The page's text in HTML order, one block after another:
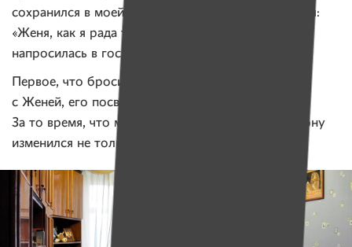
сохранился в моей памяти, рассмеялась от счастья:
«Женя, как я рада тебя слышать!». Сразу же
напросилась в гости.
Первое, что бросилось мне в глаза при встрече
с Женей, его посвежевшее улыбающееся лицо.
За то время, что мы не виделись, в лучшую сторону
изменился не только его голос, но и внешность.